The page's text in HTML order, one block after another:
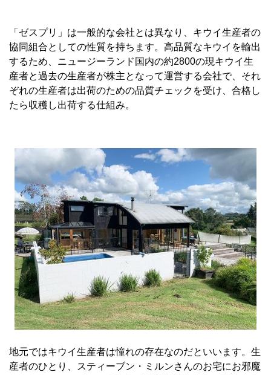
「ゼスプリ」は一般的な会社とは異なり、キウイ生産者の
協同組合としての性質を持ちます。高品質なキウイを輸出
するため、ニュージーランド国内の約2800の現キウイ生
産者と過去の生産者が株主となって運営する会社で、それ
ぞれの生産者は出荷のための品質チェックを受け、合格し
たら収穫し出荷する仕組み。
地元ではキウイ生産者は憧れの存在なのだといいます。生
産者のひとり、スティーブン・ミルンさんのお宅にお邪魔